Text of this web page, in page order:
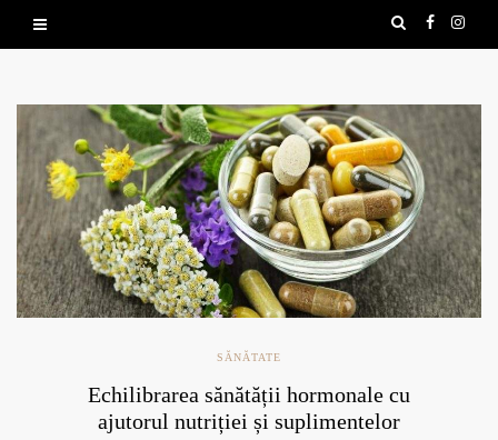
SĂNĂTATE
Echilibrarea sănătății hormonale cu
ajutorul nutriției și suplimentelor